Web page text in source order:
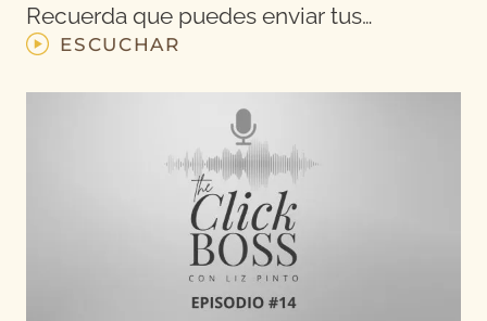
Recuerda que puedes enviar tus…
ESCUCHAR